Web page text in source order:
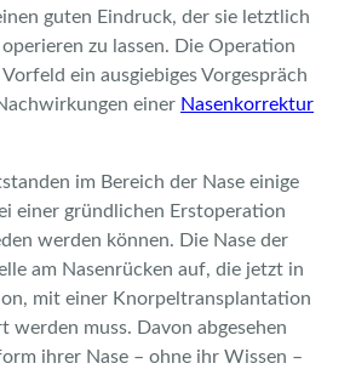
guten Eindruck, der sie letztlich
zu lassen. Die Operation
ein ausgiebiges Vorgespräch
einer Nasenkorrektur
im Bereich der Nase einige
einer gründlichen Erstoperation
werden können. Die Nase der
am Nasenrücken auf, die jetzt in
mit einer Knorpeltransplantation
werden muss. Davon abgesehen
ihrer Nase – ohne ihr Wissen –